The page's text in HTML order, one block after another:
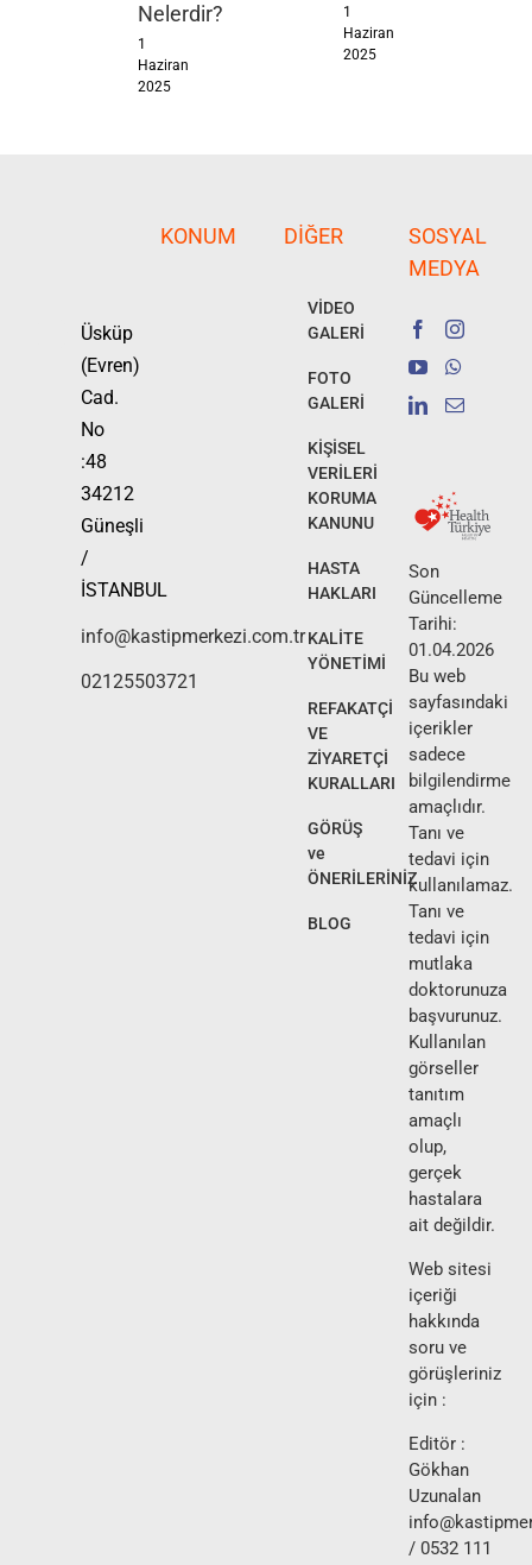
Nelerdir?
1
Haziran
2025
1
Haziran
2025
Üsküp
(Evren)
Cad.
No
:48
34212
Güneşli
/
İSTANBUL
info@kastipmerkezi.com.tr
02125503721
KONUM DIĞER
VİDEO
GALERİ
FOTO
GALERİ
KİŞİSEL
VERİLERİ
KORUMA
KANUNU
HASTA
HAKLARI
KALİTE
YÖNETİMİ
REFAKATÇİ
VE
ZİYARETÇİ
KURALLARI
GÖRÜŞ
ve
ÖNERİLERİNİZ
BLOG
SOSYAL
MEDYA
Son
Güncelleme
Tarihi:
01.04.2026
Bu web
sayfasındaki
içerikler
sadece
bilgilendirme
amaçlıdır.
Tanı ve
tedavi için
kullanılamaz.
Tanı ve
tedavi için
mutlaka
doktorunuza
başvurunuz.
Kullanılan
görseller
tanıtım
amaçlı
olup,
gerçek
hastalara
ait değildir.
Web sitesi
içeriği
hakkında
soru ve
görüşleriniz
için :
Editör :
Gökhan
Uzunalan
/ 0532 111